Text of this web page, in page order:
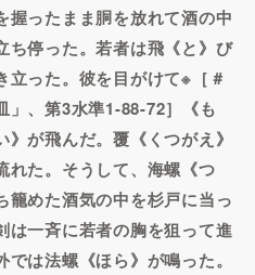
握ったまま胴を放れて酒の中
ち停った。若者は飛《と》び
立った。彼を目がけて※［＃
」、第3水準1-88-72］《も
が飛んだ。覆《くつがえ》
れた。そうして、海螺《つ
籠めた酒気の中を杉戸に当っ
は一斉に若者の胸を狙って進
は法螺《ほら》が鳴った。